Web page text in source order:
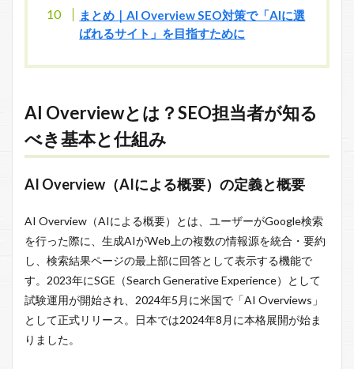
まとめ｜AI Overview SEO対策で「AIに選
ばれるサイト」を目指すために
AI Overviewとは？SEO担当者が知る
べき基本と仕組み
AI Overview（AIによる概要）の定義と概要
AI Overview（AIによる概要）とは、ユーザーがGoogle検索
を行った際に、生成AIがWeb上の複数の情報源を統合・要約
し、検索結果ページの最上部に回答として表示する機能で
す。2023年にSGE（Search Generative Experience）として
試験運用が開始され、2024年5月に米国で「AI Overviews」
として正式リリース。日本では2024年8月に本格展開が始ま
りました。